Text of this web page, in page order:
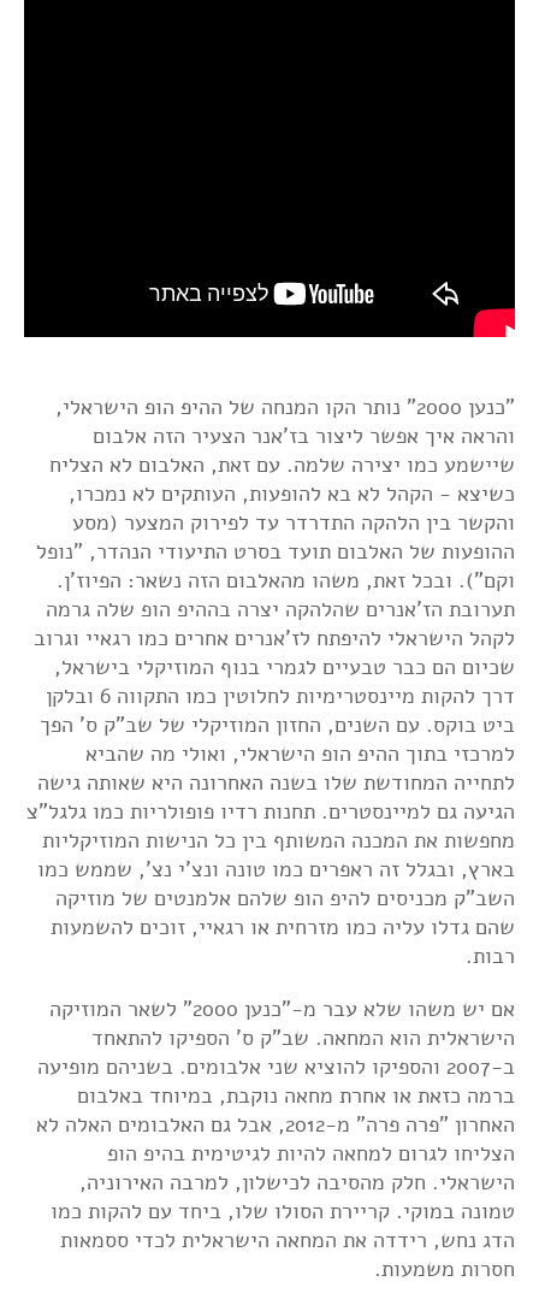
"כנען 2000" נותר הקו המנחה של ההיפ הופ הישראלי,
והראה איך אפשר ליצור בז'אנר הצעיר הזה אלבום
שיישמע כמו יצירה שלמה. עם זאת, האלבום לא הצליח
כשיצא - הקהל לא בא להופעות, העותקים לא נמכרו,
והקשר בין הלהקה התדרדר עד לפירוק המצער (מסע
ההופעות של האלבום תועד בסרט התיעודי הנהדר, "נופל
וקם"). ובכל זאת, משהו מהאלבום הזה נשאר: הפיוז'ן.
תערובת הז'אנרים שהלהקה יצרה בההיפ הופ שלה גרמה
לקהל הישראלי להיפתח לז'אנרים אחרים כמו רגאיי וגרוב
שכיום הם כבר טבעיים לגמרי בנוף המוזיקלי בישראל,
דרך להקות מיינסטרימיות לחלוטין כמו התקווה 6 ובלקן
ביט בוקס. עם השנים, החזון המוזיקלי של שב"ק ס' הפך
למרכזי בתוך ההיפ הופ הישראלי, ואולי מה שהביא
לתחייה המחודשת שלו בשנה האחרונה היא שאותה גישה
הגיעה גם למיינסטרים. תחנות רדיו פופולריות כמו גלגל"צ
מחפשות את המכנה המשותף בין כל הנישות המוזיקליות
בארץ, ובגלל זה ראפרים כמו טונה ונצ'י נצ', שממש כמו
השב"ק מכניסים להיפ הופ שלהם אלמנטים של מוזיקה
שהם גדלו עליה כמו מזרחית או רגאיי, זוכים להשמעות
רבות.
אם יש משהו שלא עבר מ-"כנען 2000" לשאר המוזיקה
הישראלית הוא המחאה. שב"ק ס' הספיקו להתאחד
ב-2007 והספיקו להוציא שני אלבומים. בשניהם מופיעה
ברמה כזאת או אחרת מחאה נוקבת, במיוחד באלבום
האחרון "פרה פרה" מ-2012, אבל גם האלבומים האלה לא
הצליחו לגרום למחאה להיות לגיטימית בהיפ הופ
הישראלי. חלק מהסיבה לכישלון, למרבה האירוניה,
טמונה במוקי. קריירת הסולו שלו, ביחד עם להקות כמו
הדג נחש, רידדה את המחאה הישראלית לכדי ססמאות
חסרות משמעות.